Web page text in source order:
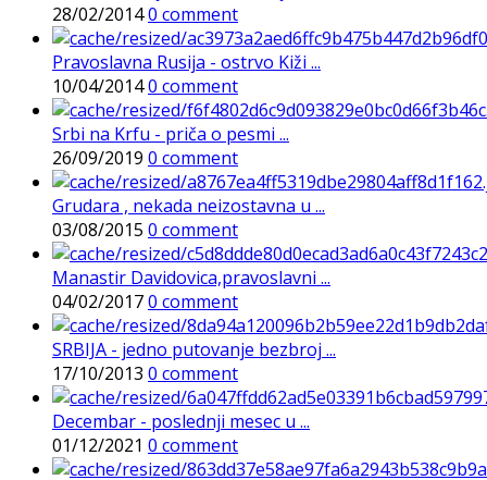
28/02/20140 comment
Pravoslavna Rusija - ostrvo Kiži ...
10/04/20140 comment
Srbi na Krfu - priča o pesmi ...
26/09/2019 0 comment
Grudara , nekada neizostavna u ...
03/08/2015 0 comment
Manastir Davidovica,pravoslavni ...
04/02/20170 comment
SRBIJA - jedno putovanje bezbroj ...
17/10/2013 0 comment
Decembar - poslednji mesec u ...
01/12/2021 0 comment